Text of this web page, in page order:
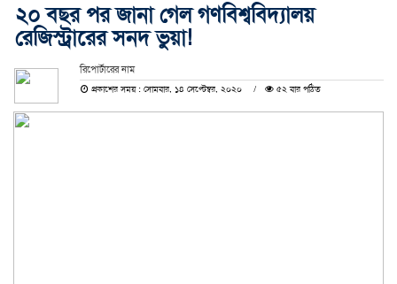
২০ বছর পর জানা গেল গণবিশ্ববিদ্যালয়
রেজিস্ট্রারের সনদ ভুয়া!
রিপোর্টারের নাম
প্রকাশের সময় : সোমবার, ১৪ সেপ্টেম্বর, ২০২০
৫২ বার পঠিত